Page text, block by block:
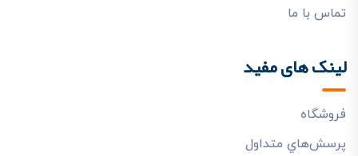
تماس با ما
لینک های مفید
فروشگاه
پرسش‌هاي متداول